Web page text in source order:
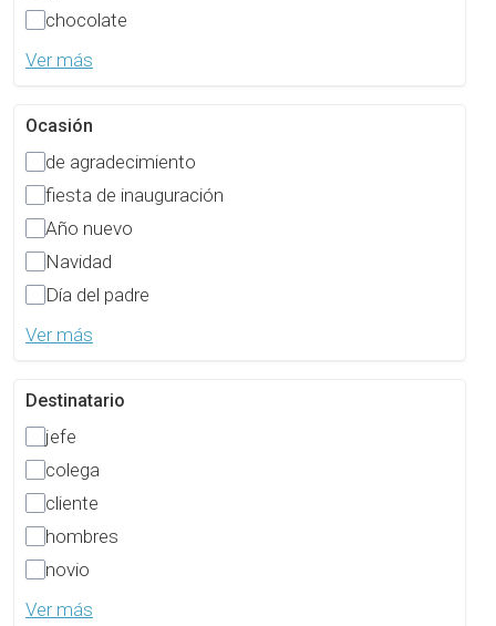
chocolate
Ver más
Ocasión
de agradecimiento
fiesta de inauguración
Año nuevo
Navidad
Día del padre
Ver más
Destinatario
jefe
colega
cliente
hombres
novio
Ver más